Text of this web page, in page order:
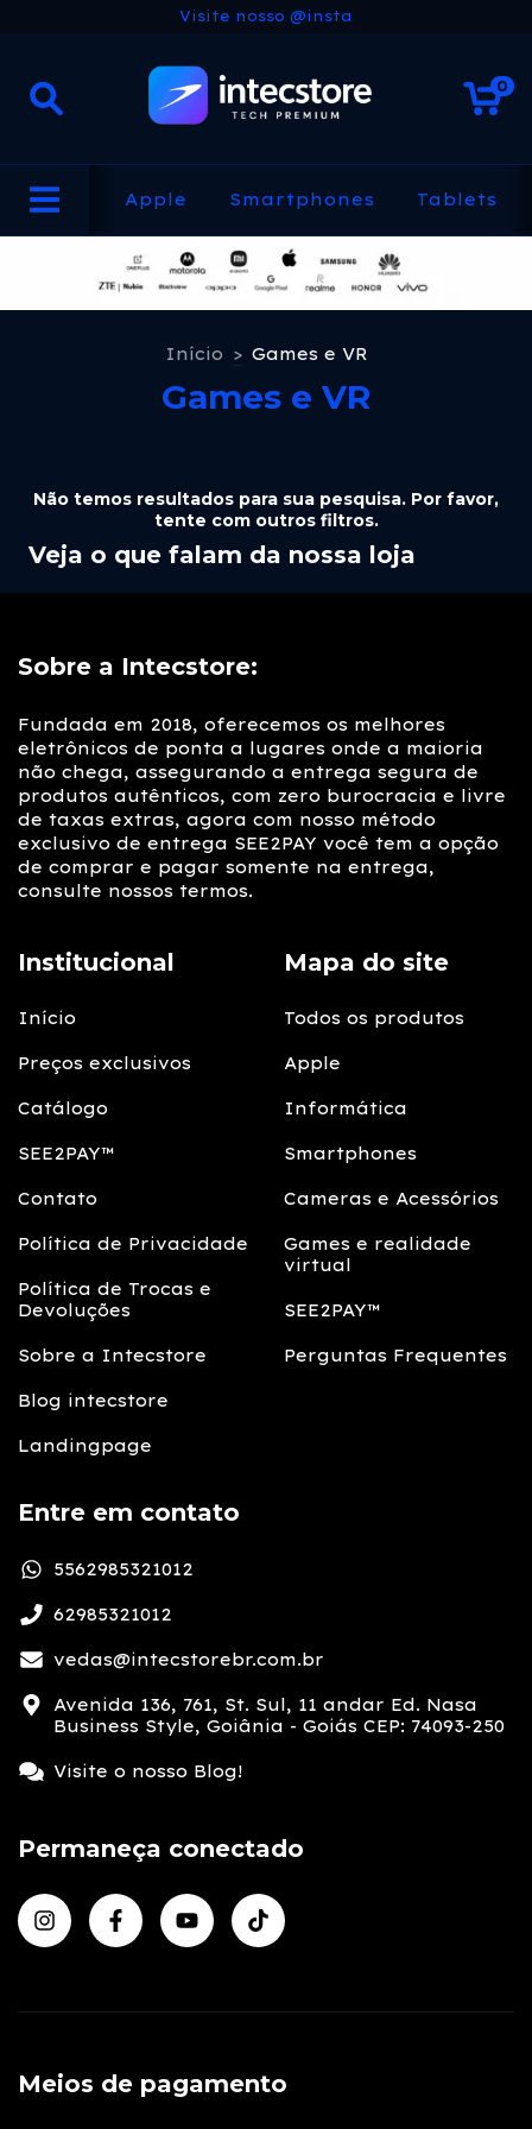
Visite nosso @insta
0
Apple Smartphones Tablets
Início > Games e VR
Games e VR
Não temos resultados para sua pesquisa. Por favor,
tente com outros filtros.
Veja o que falam da nossa loja
Sobre a Intecstore:
Fundada em 2018, oferecemos os melhores
eletrônicos de ponta a lugares onde a maioria
não chega, assegurando a entrega segura de
produtos autênticos, com zero burocracia e livre
de taxas extras, agora com nosso método
exclusivo de entrega SEE2PAY você tem a opção
de comprar e pagar somente na entrega,
consulte nossos termos.
Institucional
Início
Preços exclusivos
Catálogo
SEE2PAY™
Contato
Política de Privacidade
Política de Trocas e
Devoluções
Sobre a Intecstore
Blog intecstore
Landingpage
Mapa do site
Todos os produtos
Apple
Informática
Smartphones
Cameras e Acessórios
Games e realidade
virtual
SEE2PAY™
Perguntas Frequentes
Entre em contato
5562985321012
62985321012
vedas@intecstorebr.com.br
Avenida 136, 761, St. Sul, 11 andar Ed. Nasa
Business Style, Goiânia - Goiás CEP: 74093-250
Visite o nosso Blog!
Permaneça conectado
Meios de pagamento